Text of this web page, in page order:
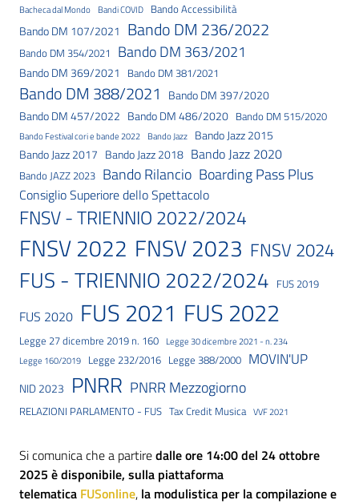
Bacheca dal Mondo Bandi COVID Bando Accessibilità
Bando DM 107/2021 Bando DM 236/2022
Bando DM 354/2021 Bando DM 363/2021
Bando DM 369/2021 Bando DM 381/2021
Bando DM 388/2021 Bando DM 397/2020
Bando DM 457/2022 Bando DM 486/2020 Bando DM 515/2020
Bando Festival cori e bande 2022 Bando Jazz
Bando Jazz 2015
Bando Jazz 2017 Bando Jazz 2018 Bando Jazz 2020
Bando JAZZ 2023 Bando Rilancio Boarding Pass Plus
Consiglio Superiore dello Spettacolo
FNSV - TRIENNIO 2022/2024
FNSV 2022 FNSV 2023 FNSV 2024
FUS - TRIENNIO 2022/2024 FUS 2019
FUS 2020 FUS 2021 FUS 2022
Legge 27 dicembre 2019 n. 160
Legge 30 dicembre 2021 - n. 234
Legge 160/2019
Legge 232/2016 Legge 388/2000 MOVIN'UP
NID 2023 PNRR PNRR Mezzogiorno
RELAZIONI PARLAMENTO - FUS Tax Credit Musica VVF 2021
Si comunica che a partiredalle ore 14:00 del 24 ottobre
2025 è disponibile, sulla piattaforma
telematica FUSonline, la modulistica per la compilazione e